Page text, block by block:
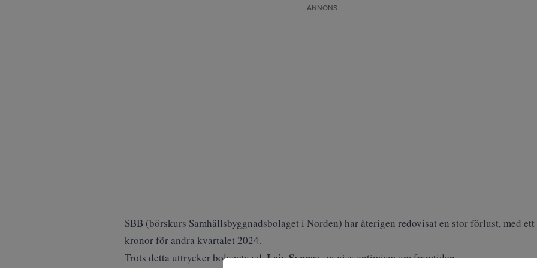
ANNONS
SBB (börskurs Samhällsbyggnadsbolaget i Norden) har återigen redovisat en stor förlust, med
kronor för andra kvartalet 2024.
Trots detta uttrycker bolagets vd,Leiv Synnes, en viss optimism om framtiden.